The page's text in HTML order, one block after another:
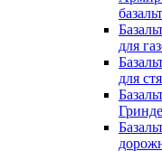
для
для